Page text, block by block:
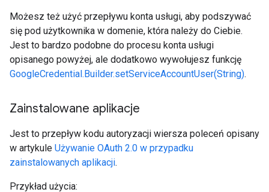
Możesz też użyć przepływu konta usługi, aby podszywać
się pod użytkownika w domenie, która należy do Ciebie.
Jest to bardzo podobne do procesu konta usługi
opisanego powyżej, ale dodatkowo wywołujesz funkcję
GoogleCredential.Builder.setServiceAccountUser(String).
Zainstalowane aplikacje
Jest to przepływ kodu autoryzacji wiersza poleceń opisany
w artykule Używanie OAuth 2.0 w przypadku
zainstalowanych aplikacji.
Przykład użycia: